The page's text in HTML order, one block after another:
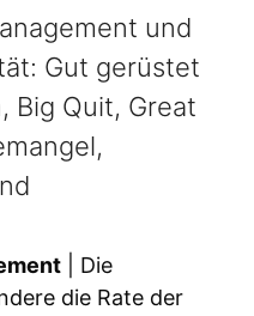
und
Gut gerüstet
Big Quit, Great
| Die
die Rate der